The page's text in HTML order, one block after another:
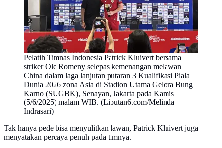
Pelatih Timnas Indonesia Patrick Kluivert bersama
striker Ole Romeny selepas kemenangan melawan
China dalam laga lanjutan putaran 3 Kualifikasi Piala
Dunia 2026 zona Asia di Stadion Utama Gelora Bung
Karno (SUGBK), Senayan, Jakarta pada Kamis
(5/6/2025) malam WIB. (Liputan6.com/Melinda
Indrasari)
Tak hanya pede bisa menyulitkan lawan, Patrick Kluivert juga
menyatakan percaya penuh pada timnya.